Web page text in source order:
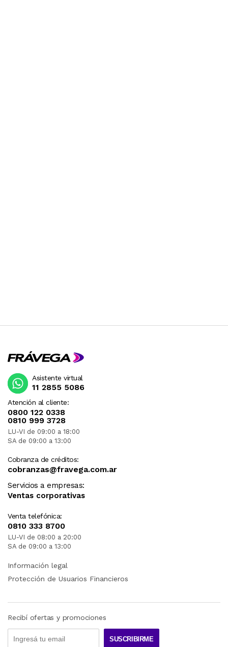
Atención al cliente:
0800 122 0338
0810 999 3728
LU-VI de 09:00 a 18:00
SA de 09:00 a 13:00
Cobranza de créditos:
cobranzas@fravega.com.ar
Servicios a empresas:
Ventas corporativas
Venta telefónica:
0810 333 8700
LU-VI de 08:00 a 20:00
SA de 09:00 a 13:00
Asistente virtual
11 2855 5086
Información legal
Protección de Usuarios Financieros
Recibí ofertas y promociones
SUSCRIBIRME